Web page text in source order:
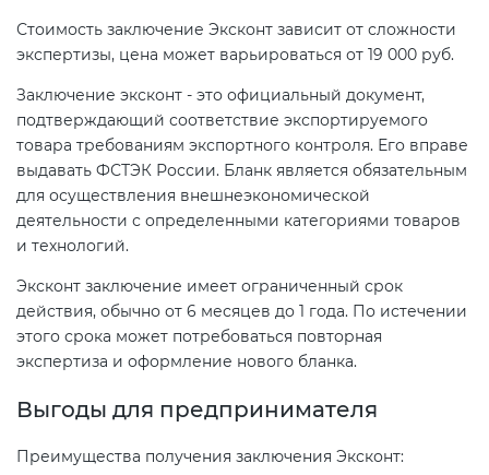
Стоимость заключение Эксконт зависит от сложности
экспертизы, цена может варьироваться от 19 000 руб.
Заключение эксконт - это официальный документ,
подтверждающий соответствие экспортируемого
товара требованиям экспортного контроля. Его вправе
выдавать ФСТЭК России. Бланк является обязательным
для осуществления внешнеэкономической
деятельности с определенными категориями товаров
и технологий.
Эксконт заключение имеет ограниченный срок
действия, обычно от 6 месяцев до 1 года. По истечении
этого срока может потребоваться повторная
экспертиза и оформление нового бланка.
Выгоды для предпринимателя
Преимущества получения заключения Эксконт: